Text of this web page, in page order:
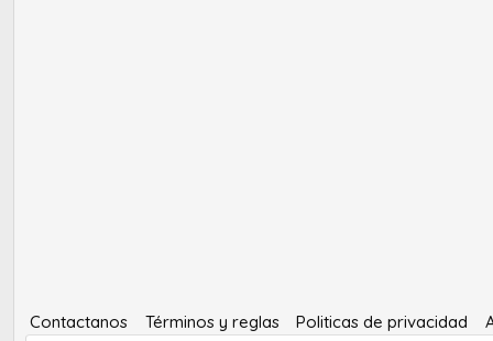
Contactanos Términos y reglas Politicas de privacidad